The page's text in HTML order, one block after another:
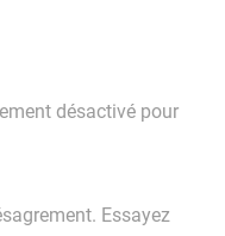
désactivé pour
Essayez